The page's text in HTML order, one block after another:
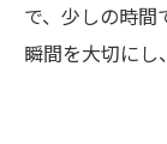
で、少しの時間
瞬間を大切にし